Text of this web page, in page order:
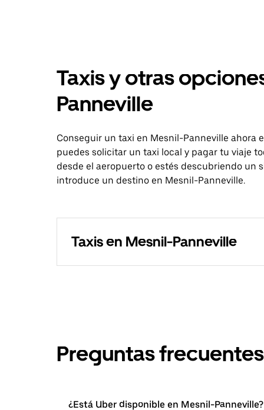
Taxis y otras
Panneville
Conseguir un taxi en Mesnil-Panneville ahora
puedes solicitar un taxi local y pagar tu viaje
desde el aeropuerto o estés descubriendo un
introduce un destino en Mesnil-Panneville.
Taxis en Mesnil-Panneville
Preguntas frecuentes
¿Está Uber disponible en Mesnil-Panneville?